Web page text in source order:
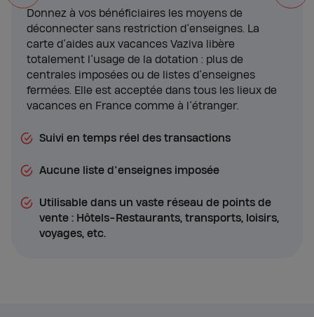
Donnez à vos bénéficiaires les moyens de
déconnecter sans restriction d’enseignes. La
carte d’aides aux vacances Vaziva libère
totalement l’usage de la dotation : plus de
centrales imposées ou de listes d’enseignes
fermées. Elle est acceptée dans tous les lieux de
vacances en France comme à l’étranger.
Suivi en temps réel des transactions
Aucune liste d’enseignes imposée
Utilisable dans un vaste réseau de points de
vente : Hôtels-Restaurants, transports, loisirs,
voyages, etc.